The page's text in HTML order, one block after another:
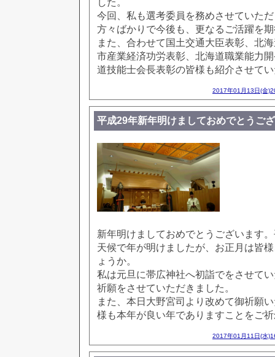
今回、私も選考委員を務めさせていた
方々ばかりで今後も、更なるご活躍を
また、合わせて国土交通大臣表彰、北
市産業経済功労表彰、北海道職業能力
道技能士会長表彰の皆様も紹介させて
2017年01月13日(金
平成29年新年明けましておめでとうご
新年明けましておめでとうございます
天候で年が明けましたが、お正月は皆
ょうか。
私は元旦に帯広神社へ初詣でをさせて
祈願をさせていただきました。
また、本日大野宮司より改めて御祈願
様も本年が良い年でありますことをご
2017年01月11日(水